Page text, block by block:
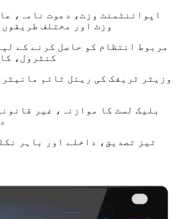
وزٹ اور مختلف
کنٹرول،